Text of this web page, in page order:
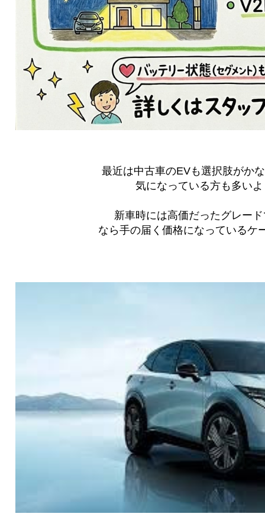
最近は中古車のEVも選択肢がか
気になっている方も多い
新車時には高価だったグレー
なら手の届く価格になっているケ